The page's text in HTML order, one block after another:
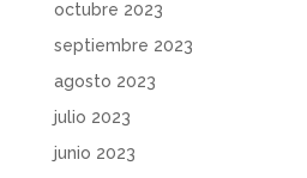
octubre 2023
septiembre 2023
agosto 2023
julio 2023
junio 2023